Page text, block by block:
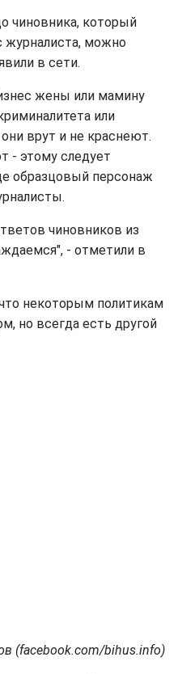
чиновника, который
можно
в сети.
жены или мамину
или
врут и не краснеют.
- этому следует
образцовый персонаж
чиновников из
- отметили в
некоторым политикам
но всегда есть другой
(facebook.com/bihus.info)